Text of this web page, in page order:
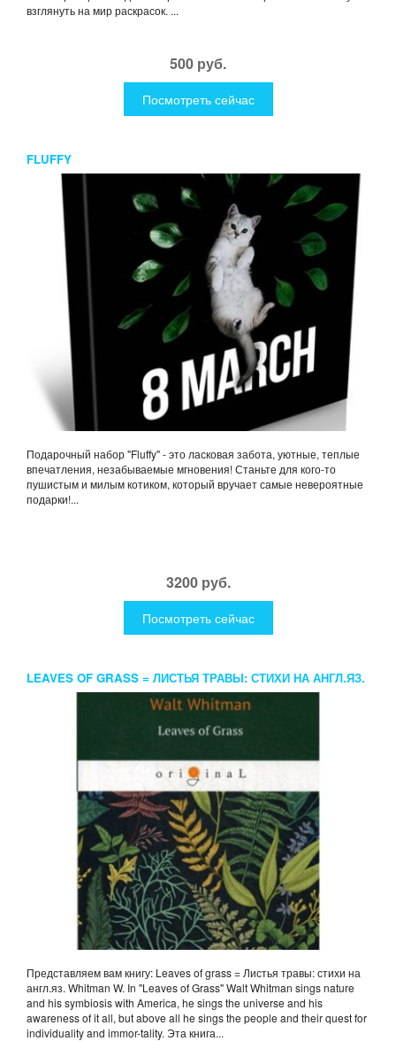
взглянуть на мир раскрасок. ...
500 руб.
Посмотреть сейчас
FLUFFY
Подарочный набор "Fluffy" - это ласковая забота, уютные, теплые
впечатления, незабываемые мгновения! Станьте для кого-то
пушистым и милым котиком, который вручает самые невероятные
подарки!...
3200 руб.
Посмотреть сейчас
LEAVES OF GRASS = ЛИСТЬЯ ТРАВЫ: СТИХИ НА АНГЛ.ЯЗ.
WHITMAN W.
Представляем вам книгу: Leaves of grass = Листья травы: стихи на
англ.яз. Whitman W. In "Leaves of Grass" Walt Whitman sings nature
and his symbiosis with America, he sings the universe and his
awareness of it all, but above all he sings the people and their quest for
individuality and immor-tality. Эта книга...